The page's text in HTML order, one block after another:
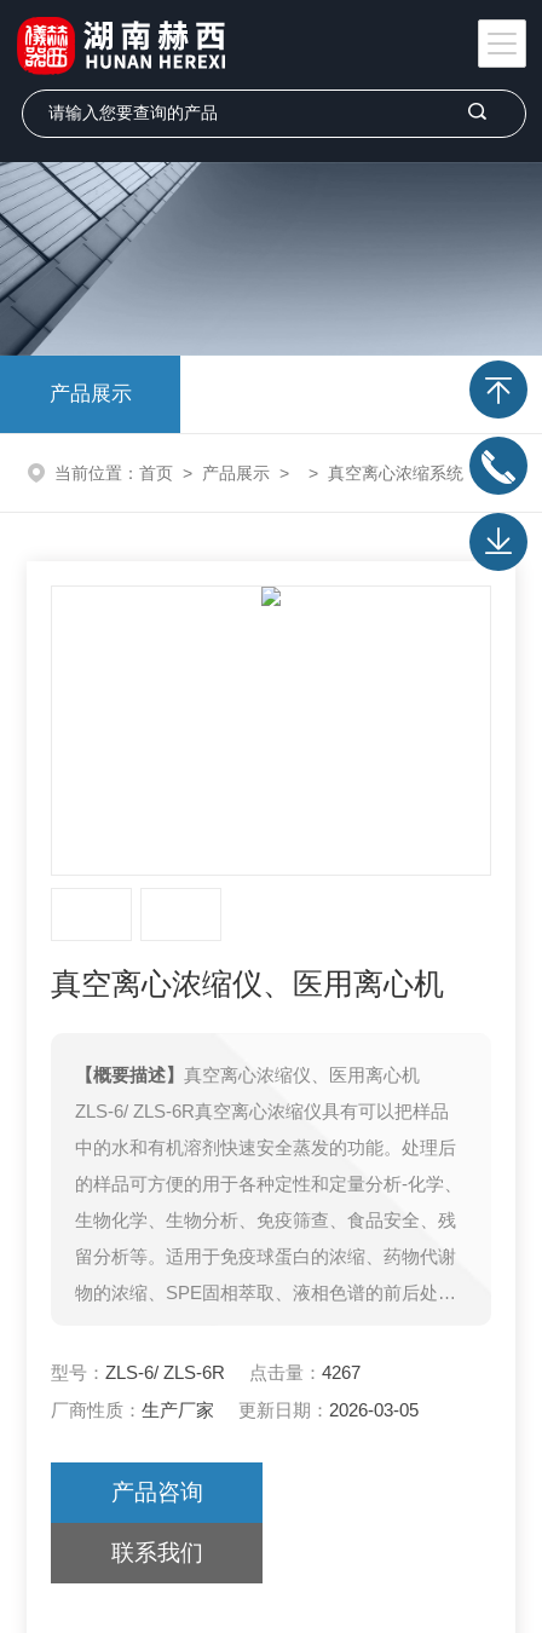
产品展示
当前位置： 首页 > 产品展示 > > 真空离心浓缩系统 > ZLS-6/ ZLS-6R真空离心浓缩仪、医用离心机
真空离心浓缩仪、医用离心机
【概要描述】真空离心浓缩仪、医用离心机
ZLS-6/ ZLS-6R真空离心浓缩仪具有可以把样品
中的水和有机溶剂快速安全蒸发的功能。处理后
的样品可方便的用于各种定性和定量分析-化学、
生物化学、生物分析、免疫筛查、食品安全、残
留分析等。适用于免疫球蛋白的浓缩、药物代谢
物的浓缩、SPE固相萃取、液相色谱的前后处
化浓缩、寡聚合成、法医学/药物滥用测试、通用
实验室浓缩
型号：ZLS-6/ ZLS-6R 点击量：4267
厂商性质：生产厂家 更新日期： 2026-03-05
产品咨询
联系我们